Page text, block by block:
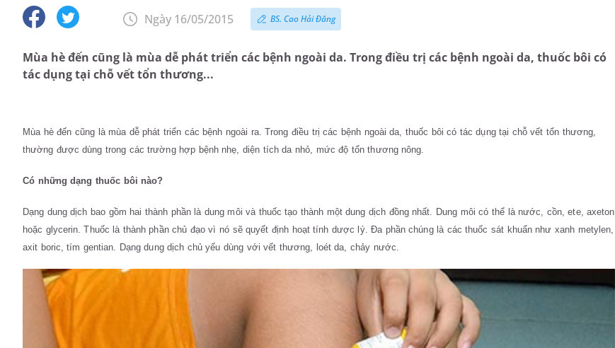
Ngày 16/05/2015 BS. Cao Hải Đăng
Mùa hè đến cũng là mùa dễ phát triển các bệnh ngoài da. Trong điều trị các bệnh ngoài da, thuốc bôi có
tác dụng tại chỗ vết tổn thương...
Mùa hè đến cũng là mùa dễ phát triển các bệnh ngoài ra. Trong điều trị các bệnh ngoài da, thuốc bôicó tác dụng tại chỗ vết tổn thương,
thường được dùng trong các trường hợp bệnh nhẹ, diện tích da nhỏ, mức độ tổn thương nông.
Có những dạng thuốc bôi nào?
Dạng dung dịch bao gồm hai thành phần là dung môi và thuốc tạo thành một dung dịch đồng nhất. Dung môi có thể là nước, cồn, ete, axeton
hoặc glycerin. Thuốc là thành phần chủ đạo vì nó sẽ quyết định hoạt tính dược lý. Đa phần chúng là các thuốc sát khuẩn như xanh metylen,
axit boric, tím gentian. Dạng dung dịch chủ yếu dùng với vết thương, loét da, chảy nước.